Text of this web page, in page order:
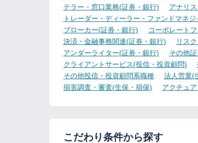
テラー・窓口業務(証券・銀行)
アナリ
トレーダー・ディーラー・ファンドマネ
ブローカー(証券・銀行)
コーポレート
決済・金融事務関連(証券・銀行)
リス
アンダーライター(証券・銀行)
その他
クライアントサービス(投信・投資顧問)
その他投信・投資顧問系職種
法人営業(
損害調査・審査(生保・損保)
アクチュ
こだわり条件から探す